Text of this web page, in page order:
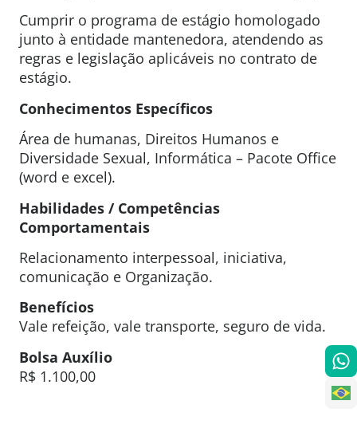
Cumprir o programa de estágio homologado
junto à entidade mantenedora, atendendo as
regras e legislação aplicáveis no contrato de
estágio.
Conhecimentos Específicos
Área de humanas, Direitos Humanos e
Diversidade Sexual, Informática – Pacote Office
(word e excel).
Habilidades / Competências
Comportamentais
Relacionamento interpessoal, iniciativa,
comunicação e Organização.
Benefícios
Vale refeição, vale transporte, seguro de vida.
Bolsa Auxílio
R$ 1.100,00